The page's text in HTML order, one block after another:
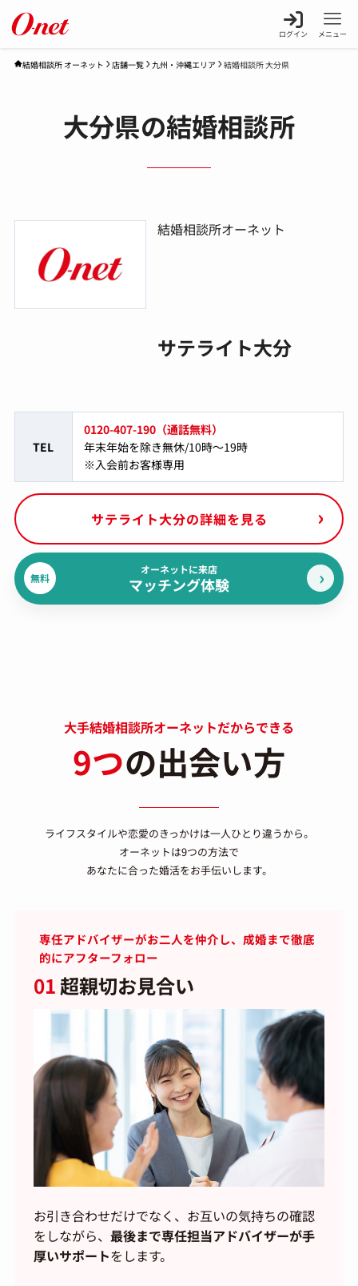
ログイン メニュー
結婚相談所 オーネット 店舗一覧 九州・沖縄エリア 結婚相談所 大分県
大分県の結婚相談所
結婚相談所オーネット
サテライト大分
TEL
0120-407-190（通話無料）
年末年始を除き無休/10時～19時
※入会前お客様専用
サテライト大分の詳細を見る
無料
オーネットに来店
マッチング体験
大手結婚相談所オーネットだからできる
9つの出会い方
ライフスタイルや恋愛のきっかけは一人ひとり違うから。
オーネットは9つの方法で
あなたに合った婚活をお手伝いします。
専任アドバイザーがお二人を仲介し、成婚まで徹底
的にアフターフォロー
01 超親切お見合い
お引き合わせだけでなく、お互いの気持ちの確認
をしながら、最後まで専任担当アドバイザーが手
厚いサポートをします。